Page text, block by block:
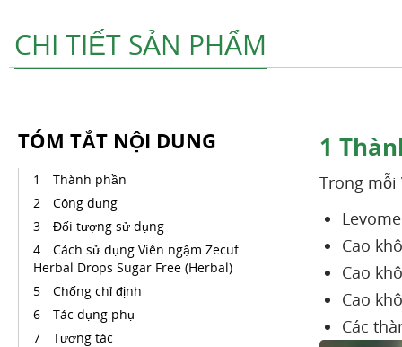
CHI TIẾT SẢN PHẨM
TÓM TẮT NỘI DUNG
Thành phần
Công dụng
Đối tượng sử dụng
Cách sử dụng Viên ngậm Zecuf
Herbal Drops Sugar Free (Herbal)
Chống chỉ định
Tác dụng phụ
Tương tác
1
Trong mỗi
Cao
Cao
Cao
Các